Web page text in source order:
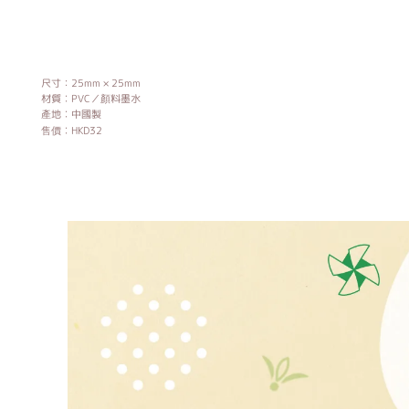
尺寸：25mm × 25mm
材質︰PVC／顏料墨水
產地︰中國製
售價︰HKD32